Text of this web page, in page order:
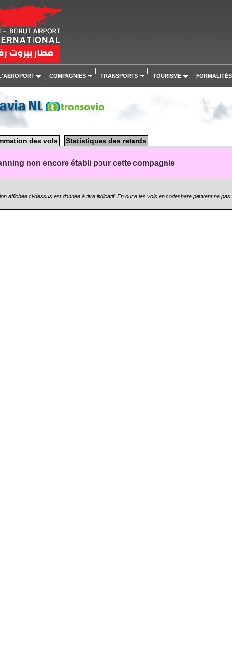
COMPAGNIES TRANSPORTS TOURISME FORMALITÉS
NL
des vols Statistiques des retards
non encore établi pour cette compagnie
affichée ci-dessus est donnée à titre indicatif. En outre les vols en codeshare peuvent ne pas